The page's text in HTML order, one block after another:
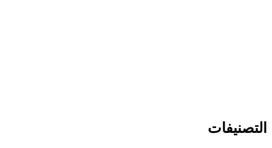
التصنيفات